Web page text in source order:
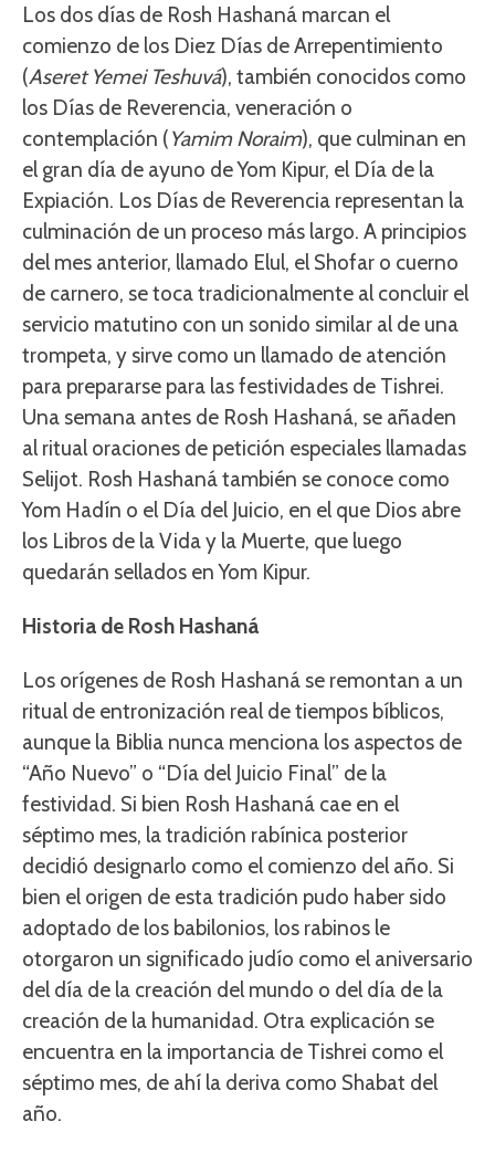
Los dos días de Rosh Hashaná marcan el
comienzo de los Diez Días de Arrepentimiento
(Aseret Yemei Teshuvá), también conocidos como
los Días de Reverencia, veneración o
contemplación (Yamim Noraim), que culminan en
el gran día de ayuno de Yom Kipur, el Día de la
Expiación. Los Días de Reverencia representan la
culminación de un proceso más largo. A principios
del mes anterior, llamado Elul, el Shofar o cuerno
de carnero, se toca tradicionalmente al concluir el
servicio matutino con un sonido similar al de una
trompeta, y sirve como un llamado de atención
para prepararse para las festividades de Tishrei.
Una semana antes de Rosh Hashaná, se añaden
al ritual oraciones de petición especiales llamadas
Selijot. Rosh Hashaná también se conoce como
Yom Hadín o el Día del Juicio, en el que Dios abre
los Libros de la Vida y la Muerte, que luego
quedarán sellados en Yom Kipur.
Historia de Rosh Hashaná
Los orígenes de Rosh Hashaná se remontan a un
ritual de entronización real de tiempos bíblicos,
aunque la Biblia nunca menciona los aspectos de
“Año Nuevo” o “Día del Juicio Final” de la
festividad. Si bien Rosh Hashaná cae en el
séptimo mes, la tradición rabínica posterior
decidió designarlo como el comienzo del año. Si
bien el origen de esta tradición pudo haber sido
adoptado de los babilonios, los rabinos le
otorgaron un significado judío como el aniversario
del día de la creación del mundo o del día de la
creación de la humanidad. Otra explicación se
encuentra en la importancia de Tishrei como el
séptimo mes, de ahí la deriva como Shabat del
año.